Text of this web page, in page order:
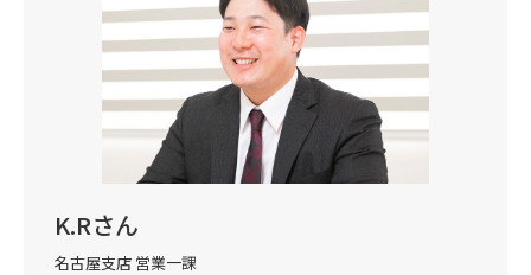
K.Rさん
名古屋支店 営業一課